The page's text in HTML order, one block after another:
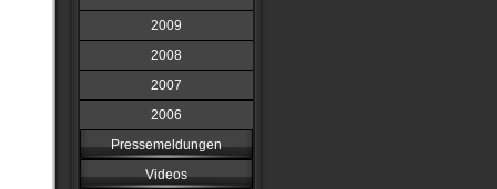
2009
2008
2007
2006
Pressemeldungen
Videos